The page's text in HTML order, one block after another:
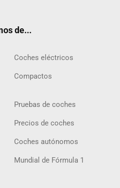
de...
Coches eléctricos
Compactos
Pruebas de coches
Precios de coches
Coches autónomos
Mundial de Fórmula 1